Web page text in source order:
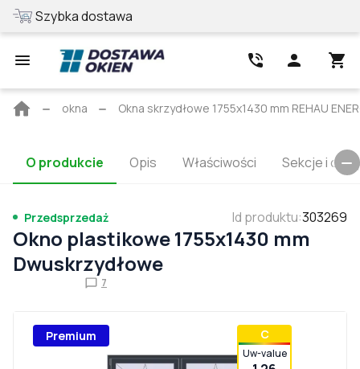
Szybka dostawa
Strona
okna Okna skrzydłowe 1755x1430 mm REHAU
O produkcie Opis Właściwości Sekcje i
Przedsprzedaż Id produktu:303269
Okno plastikowe 1755x1430 mm
Dwuskrzydłowe
7
Premium С
Uw-value